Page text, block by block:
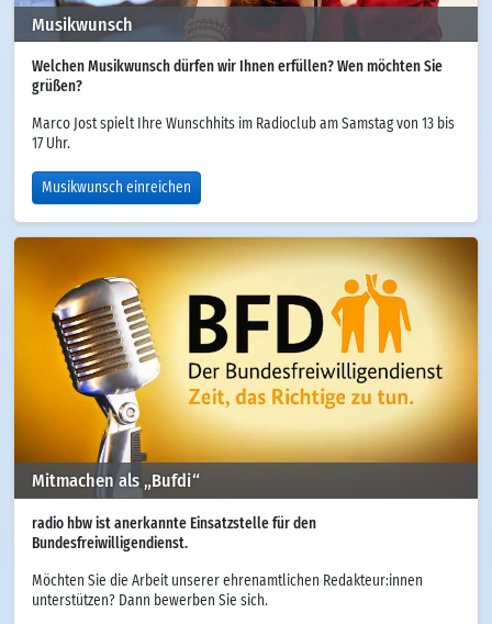
Musikwunsch
Welchen Musikwunsch dürfen wir Ihnen erfüllen? Wen möchten Sie
grüßen?
Marco Jost spielt Ihre Wunschhits im Radioclub am Samstag von 13 bis
17 Uhr.
Musikwunsch einreichen
Mitmachen als „Bufdi“
radio hbw ist anerkannte Einsatzstelle für den
Bundesfreiwilligendienst.
Möchten Sie die Arbeit unserer ehrenamtlichen Redakteur:innen
unterstützen? Dann bewerben Sie sich.